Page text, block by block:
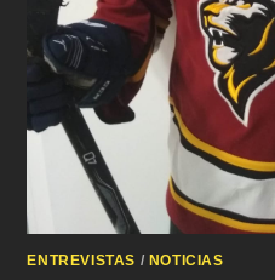
ENTREVISTAS / NOTICIAS